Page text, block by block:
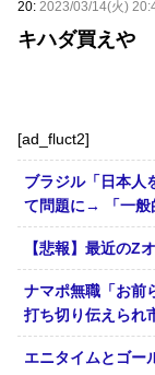
20: 2023/03/14(火)
キハダ買えや
[ad_fluct2]
ブラジル「日本人
て問題に→ 「一般
【悲報】最近のZ
ナマポ無職「お前
打ち切り伝えられ
エニタイムとゴー